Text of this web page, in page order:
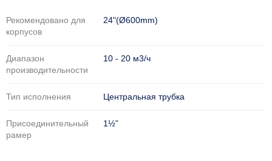
Рекомендовано для
корпусов
24"(Ø600mm)
Диапазон
производительности
10 - 20 м3/ч
Тип исполнения Центральная трубка
Присоединительный
рамер
1½”